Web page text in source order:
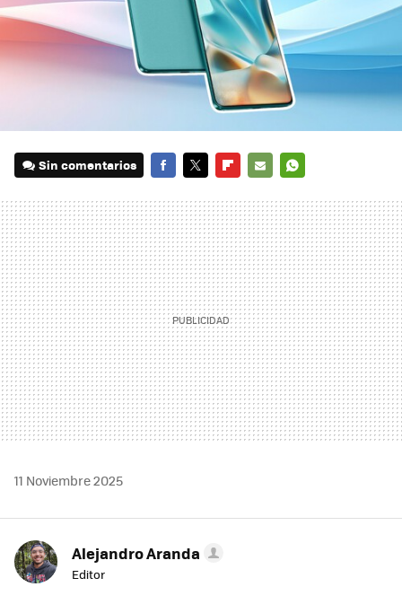
Sin comentarios
MAIL
11 Noviembre 2025
Alejandro Aranda
Editor